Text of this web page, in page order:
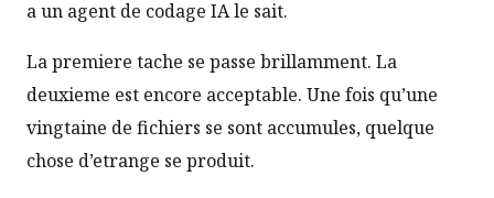
a un agent de codage IA le sait.
La premiere tache se passe brillamment. La
deuxieme est encore acceptable. Une fois qu’une
vingtaine de fichiers se sont accumules, quelque
chose d’etrange se produit.